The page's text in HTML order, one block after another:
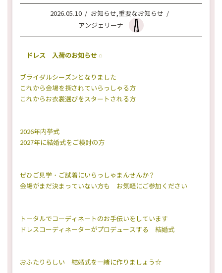
2026.05.10 お知らせ,重要なお知らせ
アンジェリーナ
ドレス 入荷のお知らせ ◌
ブライダルシーズンとなりました
これから会場を探されていらっしゃる方
これからお衣裳選びをスタートされる方
2026年内挙式
2027年に結婚式をご検討の方
ぜひご見学・ご試着にいらっしゃまんせんか？
会場がまだ決まっていない方も お気軽にご参加ください
トータルでコーディネートのお手伝いをしています
ドレスコーディネーターがプロデュースする 結婚式
おふたりらしい 結婚式を一緒に作りましょう☆
SHOP ACCESS
NEWS INFO & BLOG
来店ご予約